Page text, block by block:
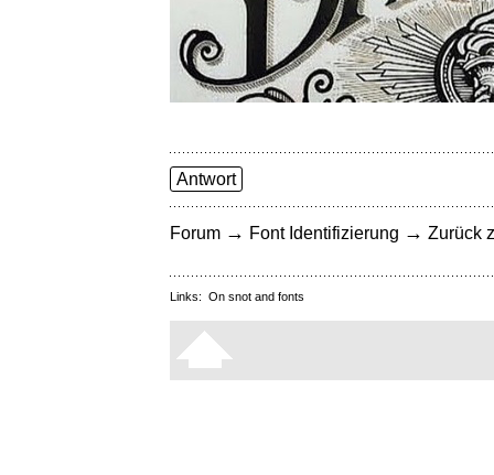
Antwort
Forum → Font Identifizierung → Zurück
Links: On snot and fonts